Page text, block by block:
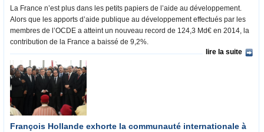
La France n’est plus dans les petits papiers de l’aide au développement.
Alors que les apports d’aide publique au développement effectués par les
membres de l’OCDE a atteint un nouveau record de 124,3 Md€ en 2014, la
contribution de la France a baissé de 9,2%.
lire la suite
François Hollande exhorte la communauté internationale à